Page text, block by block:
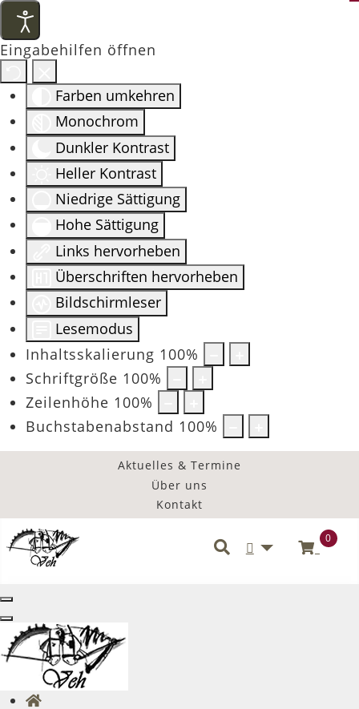
Eingabehilfen öffnen
Farben umkehren
Monochrom
Dunkler Kontrast
Heller Kontrast
Niedrige Sättigung
Hohe Sättigung
Links hervorheben
Überschriften hervorheben
Bildschirmleser
Lesemodus
Inhaltsskalierung 100%
Schriftgröße 100%
Zeilenhöhe 100%
Buchstabenabstand 100%
Aktuelles & Termine
Über uns
Kontakt
Benutzermenü
0